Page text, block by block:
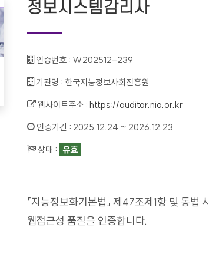
정보시스템감리사
인증번호 : W202512-239
기관명 : 한국지능정보사회진흥원
웹사이트주소 :https://auditor.nia.or.kr
인증기간 : 2025.12.24 ~ 2026.12.23
상태 : 유효
「지능정보화기본법」 제47조제1항 및 동
웹접근성 품질을 인증합니다.